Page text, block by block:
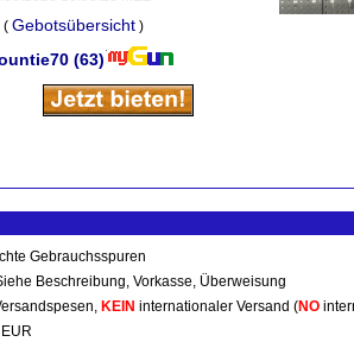
( Gebotsübersicht )
(63)
Gebrauchsspuren
Beschreibung, Vorkasse, Überweisung
KEIN internationaler Versand (NO